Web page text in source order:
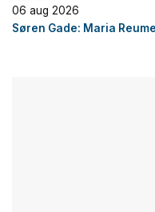
06 aug 2026
Søren Gade: Maria